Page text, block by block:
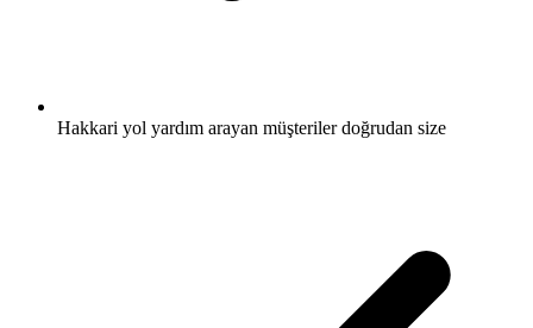
Hakkari yol yardım arayan müşteriler doğrudan size